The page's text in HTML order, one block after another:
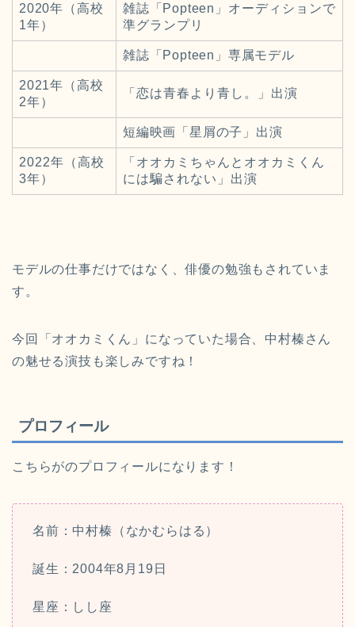
2020年（高校
1年）
雑誌「Popteen」 オーディションで
準グランプリ
雑誌「Popteen」専属モデル
2021年（高校
2年）
「恋は青春より青し。」出演
短編映画「星屑の子」出演
2022年（高校
3年）
「オオカミちゃんとオオカミくん
には騙されない」出演
モデルの仕事だけではなく、俳優の勉強もされていま
す。
今回「オオカミくん」になっていた場合、中村榛さん
の魅せる演技も楽しみですね！
プロフィール
こちらがのプロフィールになります！
名前：中村榛（なかむらはる）
誕生：2004年8月19日
星座：しし座